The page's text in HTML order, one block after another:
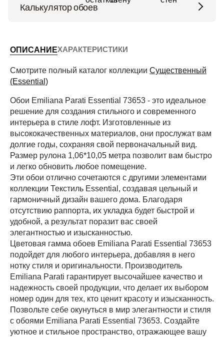
Калькулятор обоев
Периметр комнаты (м)
Рассчитать
ОПИСАНИЕХАРАКТЕРИСТИКИ
Смотрите полный каталог коллекции Cущественный
(Essential)
Обои Emiliana Parati Essential 73653 - это идеальное
решение для создания стильного и современного
интерьера в стиле лофт. Изготовленные из
высококачественных материалов, они прослужат вам
долгие годы, сохраняя свой первоначальный вид.
Размер рулона 1,06*10,05 метра позволит вам быстро
и легко обновить любое помещение.
Эти обои отлично сочетаются с другими элементами
коллекции Текстиль Essential, создавая цельный и
гармоничный дизайн вашего дома. Благодаря
отсутствию раппорта, их укладка будет быстрой и
удобной, а результат поразит вас своей
элегантностью и изысканностью.
Цветовая гамма обоев Emiliana Parati Essential 73653
подойдет для любого интерьера, добавляя в него
нотку стиля и оригинальности. Производитель
Emiliana Parati гарантирует высочайшее качество и
надежность своей продукции, что делает их выбором
номер один для тех, кто ценит красоту и изысканность.
Позвольте себе окунуться в мир элегантности и стиля
с обоями Emiliana Parati Essential 73653. Создайте
уютное и стильное пространство, отражающее вашу